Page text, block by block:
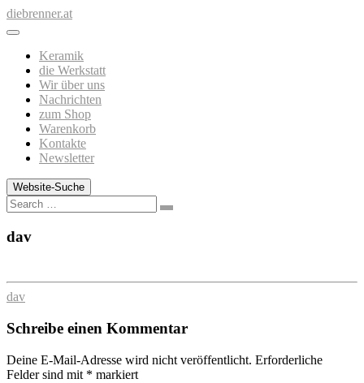
Zum
Inhalt
diebrenner.at
Keramik
die Werkstatt
Wir über uns
Nachrichten
zum Shop
Warenkorb
Kontakte
Newsletter
Website-Suche
Search
dav
dav
Schreibe einen Kommentar
Deine E-Mail-Adresse wird nicht veröffentlicht. Erforderliche
Felder sind mit * markiert